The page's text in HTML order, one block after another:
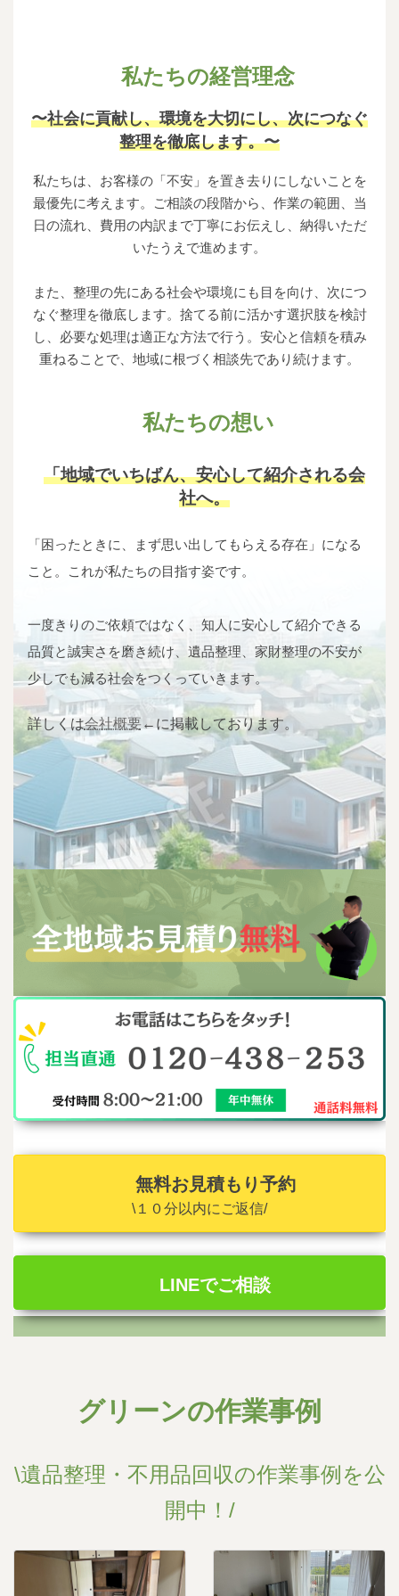
私たちの経営理念
〜社会に貢献し、環境を大切にし、次につなぐ
整理を徹底します。〜
私たちは、お客様の「不安」を置き去りにしないことを
最優先に考えます。ご相談の段階から、作業の範囲、当
日の流れ、費用の内訳まで丁寧にお伝えし、納得いただ
いたうえで進めます。
また、整理の先にある社会や環境にも目を向け、次につ
なぐ整理を徹底します。捨てる前に活かす選択肢を検討
し、必要な処理は適正な方法で行う。安心と信頼を積み
重ねることで、地域に根づく相談先であり続けます。
私たちの想い
「地域でいちばん、安心して紹介される会
社へ。
「困ったときに、まず思い出してもらえる存在」になる
こと。これが私たちの目指す姿です。
一度きりのご依頼ではなく、知人に安心して紹介できる
品質と誠実さを磨き続け、遺品整理、家財整理の不安が
少しでも減る社会をつくっていきます。
詳しくは会社概要←に掲載しております。
無料お見積もり予約
\１０分以内にご返信/
LINEでご相談
グリーンの作業事例
\遺品整理・不用品回収の作業事例を公
開中！/